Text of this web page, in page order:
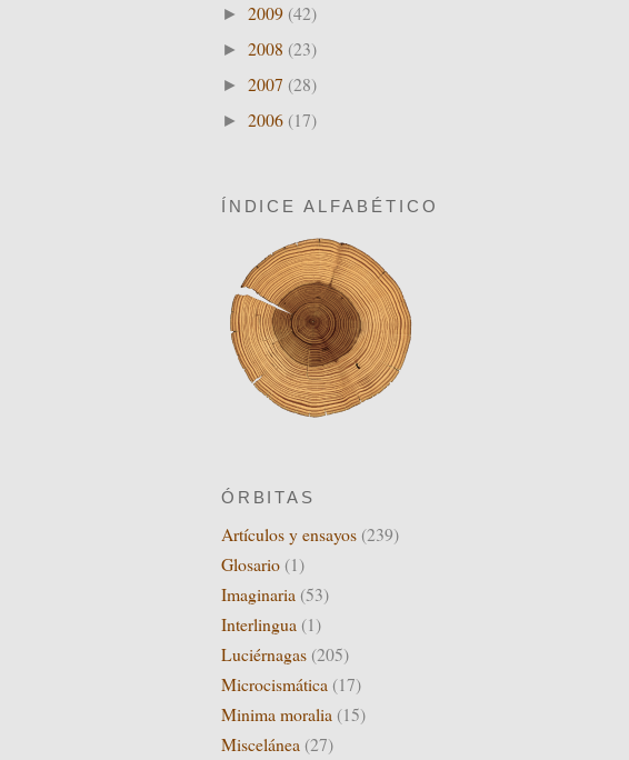
► 2009 (42)
► 2008 (23)
► 2007 (28)
► 2006 (17)
ÍNDICE ALFABÉTICO
ÓRBITAS
Artículos y ensayos (239)
Glosario (1)
Imaginaria (53)
Interlingua (1)
Luciérnagas (205)
Microcismática (17)
Minima moralia (15)
Miscelánea (27)